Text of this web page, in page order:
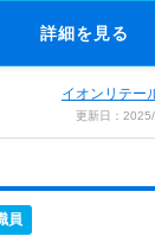
詳細を見る
イオンリテー
更新日：
員